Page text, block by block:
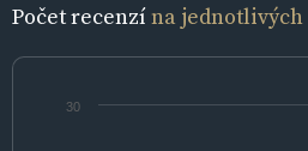
Počet recenzína
30